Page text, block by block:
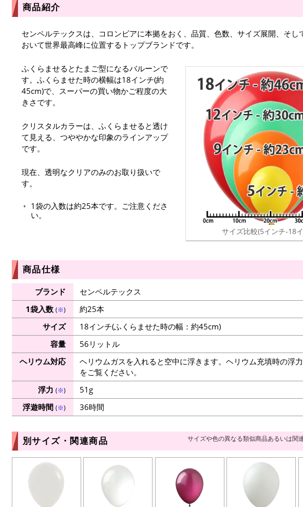
商品紹介
センペルテックスは、コロンビアに本拠をおく、品質、色数、サイズ展開、そし
おいて世界最高峰に位置するトップブランドです。
サイズ比較(5インチ-18
ふくらませるとたまご型になるバルーンで
す。ふくらませた時の横幅は18インチ(約
45cm)で、スーパーの買い物かご程度の大
きさです。
クリスタルカラーは、ふくらませると透け
て見える、つややかな印象のラインアップ
です。
現在、透明なクリアのみのお取り扱いで
す。
1袋の入数は約25本です。ご注意くださ
い。
商品仕様
ブランド
センペルテックス
1袋入数 (※)
約25本
サイズ
18インチ(ふくらませた時の幅：約45cm)
容量
56リットル
ヘリウム対応
ヘリウムガスを入れると空中に浮きます。ヘリウム充填時の浮
をご覧ください。
浮力 (※)
51g
浮遊時間 (※) 36時間
別サイズ・関連商品 サイズや色の異なる類似商品あるいは関